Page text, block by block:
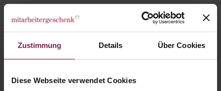
Zustimmung Details Über Cookies
Diese Webseite verwendet Cookies